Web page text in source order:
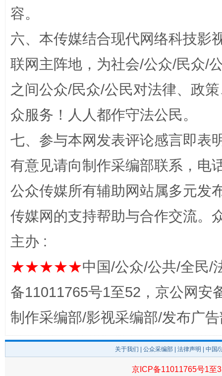
容。
六、本传媒结合现代网络科技影
联网主阵地，为社会/公众/民众/
之间公众/民众/公民对法律、政
众服务！人人都作守法公民。
七、参与本网发表评论感言即表
有意见请向制作采编部联系，电
公众传媒所有辅助网站属多元发
传媒网的支持帮助与合作交流。
主办 :
★★★★★中国/公众/公共/全民/
备11011765号1至52，京公网安
制作采编部/影视采编部/发布广
关于我们 公众采编部 法律声明 | 中国
京ICP备11011765号1至